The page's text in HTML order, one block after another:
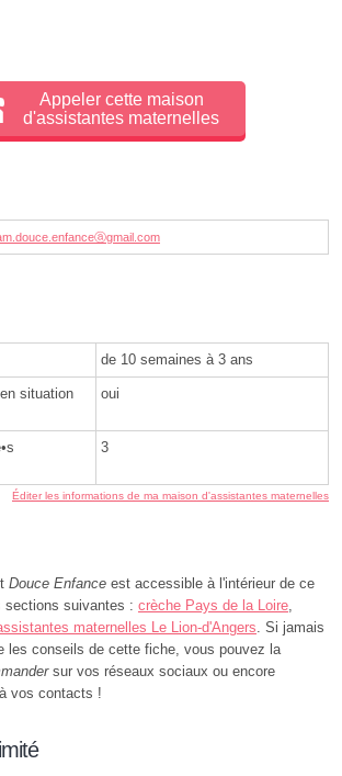
Appeler cette maison
d'assistantes maternelles
de 10 semaines à 3 ans
situation
oui
3
Éditer les informations de ma maison d'assistantes maternelles
Douce Enfance est accessible à l'intérieur de ce
sections suivantes : crèche Pays de la Loire,
maternelles Le Lion-d'Angers. Si jamais
les conseils de cette fiche, vous pouvez la
sur vos réseaux sociaux ou encore
vos contacts !